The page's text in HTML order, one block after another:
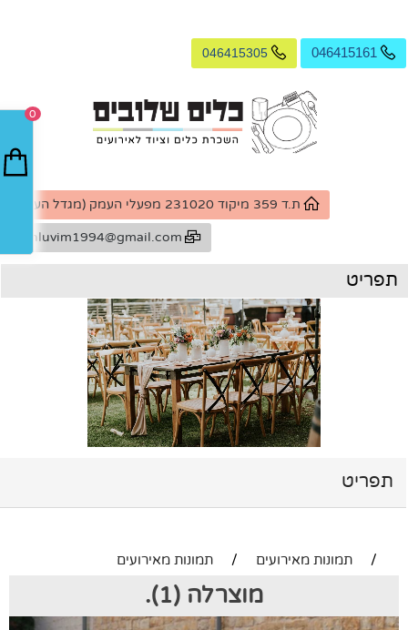
046415161
046415305
ת.ד 359 מיקוד 231020 מפעלי העמק (מגדל העמק)
k.shluvim1994@gmail.com
תפריט
תפריט
/ תמונות מאירועים / תמונות מאירועים
מוצרלה (1).
0